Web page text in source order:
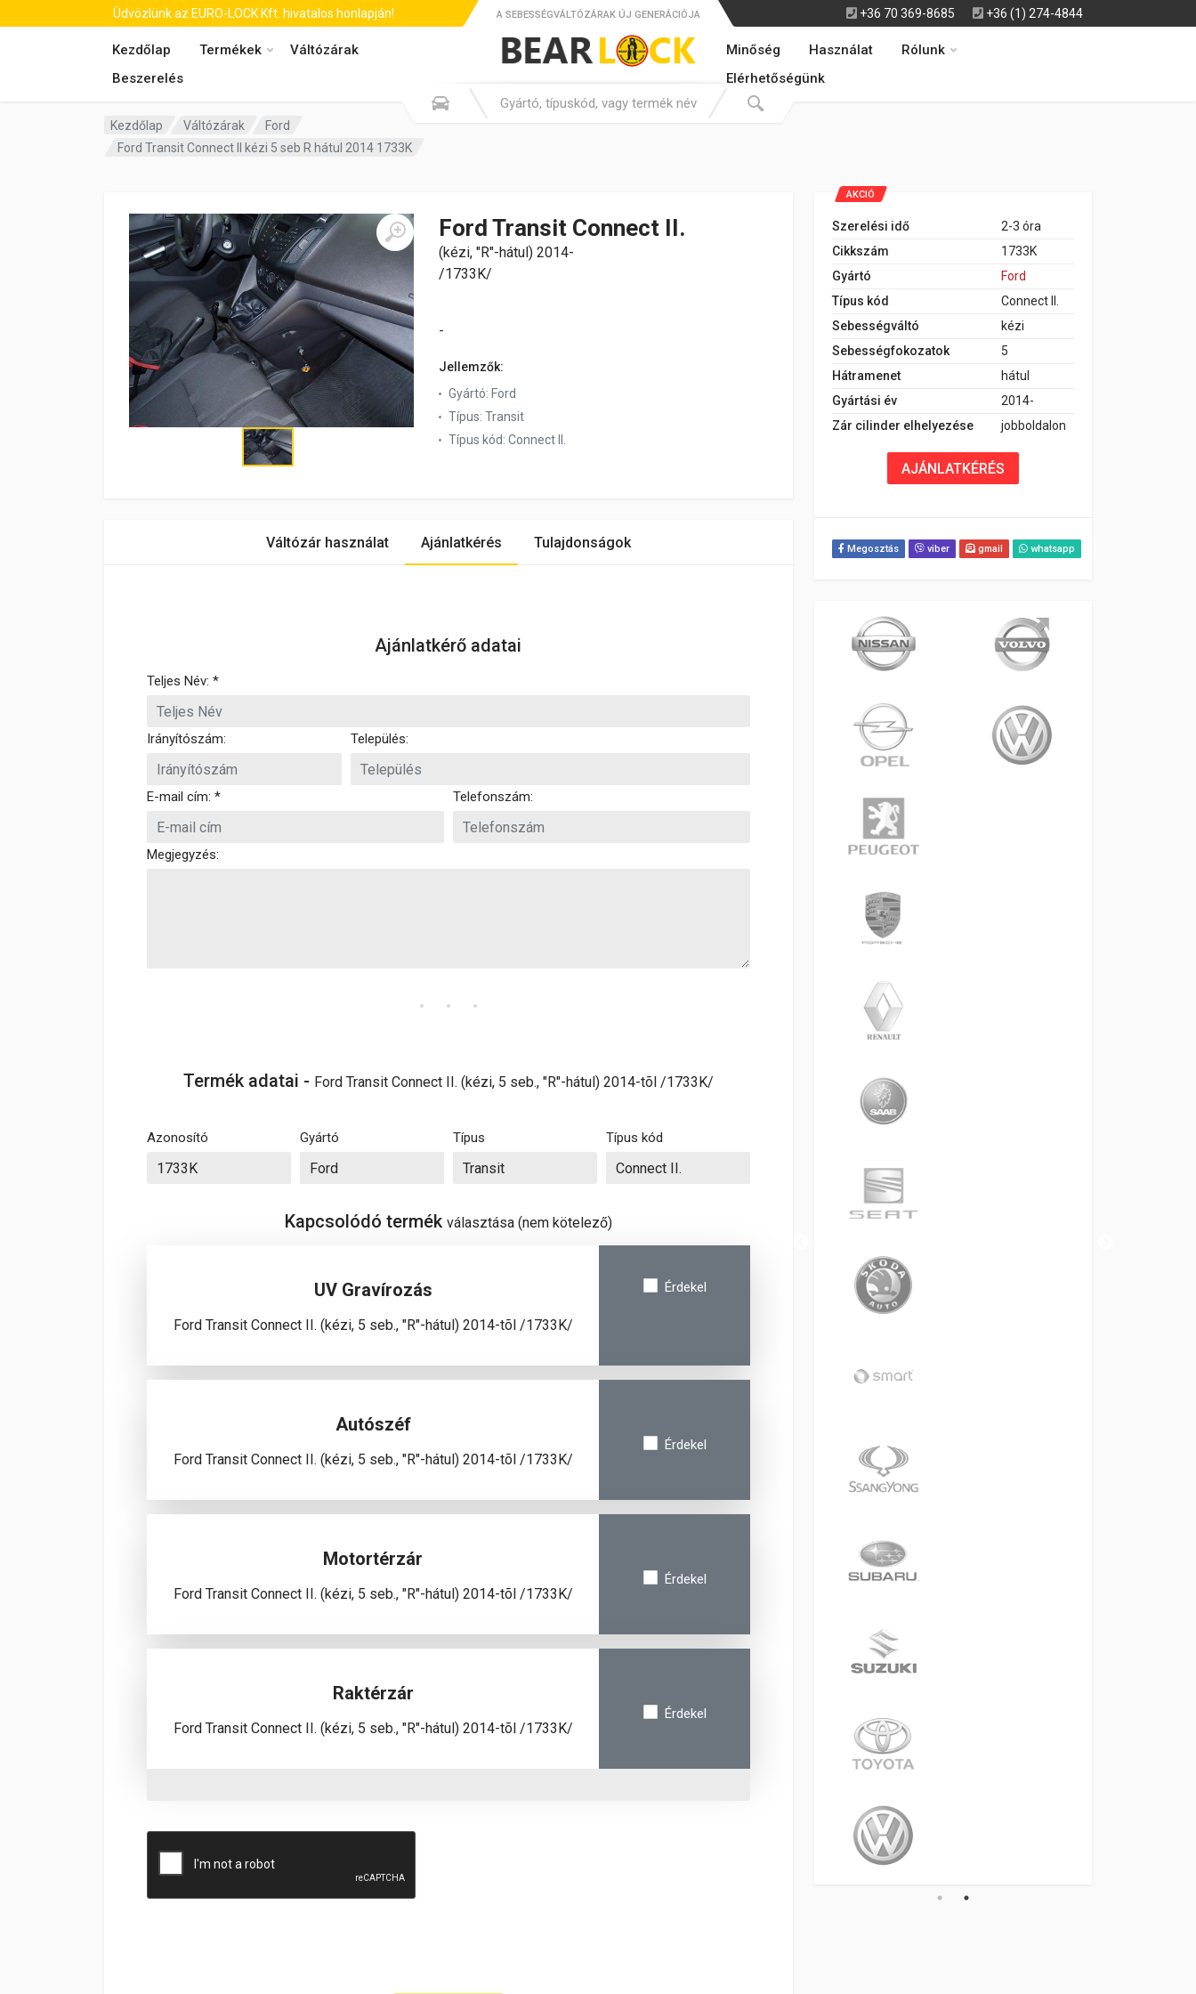
Üdvözlünk az EURO-LOCK Kft. hivatalos honlapján! +36 70 369-8685 +36 (1) 274-4844
Kezdőlap Termékek
Váltózárak
Beszerelés
A SEBESSÉGVÁLTÓZÁRAK ÚJ GENERÁCIÓJA
Minőség Használat
Rólunk
Elérhetőségünk
Kezdőlap Váltózárak
Ford
Ford Transit Connect II kézi 5 seb R hátul 2014 1733K
Ford Transit Connect II.
(kézi, "R"-hátul) 2014-
/1733K/
-
Jellemzők:
Gyártó: Ford
Típus: Transit
Típus kód: Connect II.
AKCIÓ
Szerelési idő
2-3 óra
Cikkszám
1733K
Gyártó
Ford
Típus kód
Connect II.
Sebességváltó
kézi
Sebességfokozatok
5
Hátramenet
hátul
Gyártási év
2014-
Zár cilinder elhelyezése
jobboldalon
AJÁNLATKÉRÉS
Megosztás viber gmail whatsapp
Váltózár használat Ajánlatkérés Tulajdonságok
Ajánlatkérő adatai
Teljes Név: *
Irányítószám: Település:
E-mail cím: * Telefonszám:
Megjegyzés:
Termék adatai - Ford Transit Connect II. (kézi, 5 seb., "R"-hátul) 2014-tõl /1733K/
Azonosító Gyártó Típus Típus kód
Kapcsolódó termék választása (nem kötelező)
UV Gravírozás
Ford Transit Connect II. (kézi, 5 seb., "R"-hátul) 2014-tõl /1733K/
Érdekel
Autószéf
Ford Transit Connect II. (kézi, 5 seb., "R"-hátul) 2014-tõl /1733K/
Érdekel
Motortérzár
Ford Transit Connect II. (kézi, 5 seb., "R"-hátul) 2014-tõl /1733K/
Érdekel
Raktérzár
Ford Transit Connect II. (kézi, 5 seb., "R"-hátul) 2014-tõl /1733K/
Érdekel